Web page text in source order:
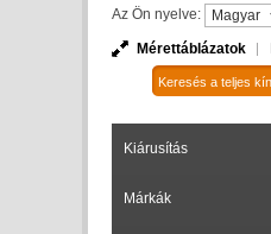
Az Ön nyelve:
Mérettáblázatok
Kiárusítás
Márkák